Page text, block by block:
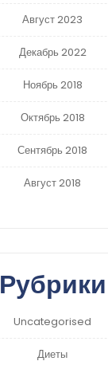
Август 2023
Декабрь 2022
Ноябрь 2018
Октябрь 2018
Сентябрь 2018
Август 2018
Рубрики
Uncategorised
Диеты